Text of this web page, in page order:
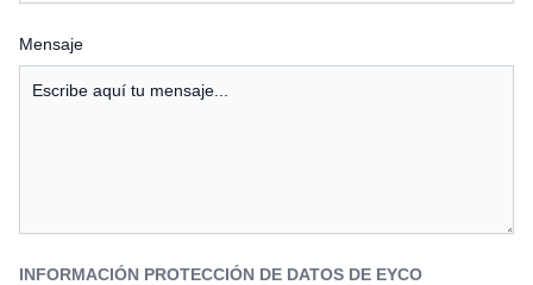
Mensaje
INFORMACIÓN PROTECCIÓN DE DATOS DE EYCO